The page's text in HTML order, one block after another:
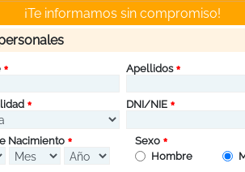
¡Te informamos sin compromiso!
Apellidos
DNI/NIE
Nacimiento
Sexo
Hombre